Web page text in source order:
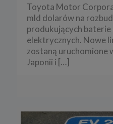
Toyota Motor
mld dolarów na
produkujących
elektrycznych. Nowe
zostaną uruchomione
Japonii i […]